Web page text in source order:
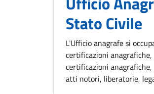
Stato Civile
L'Ufficio anagrafe si
certificazioni
certificazioni anagrafiche,
atti notori, liberatorie,